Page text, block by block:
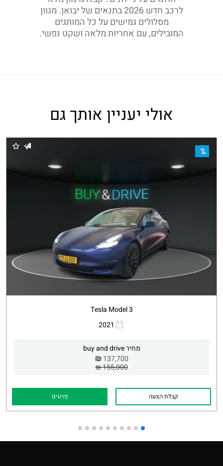
לרכב חדש 2026 בתנאים של יבואן. מגוון
מסלולים גמישים על כל המותגים
המובילים, עם אחריות מלאה ושקט נפשי.
אולי יעניין אותך גם
Tesla Model 3
2021
מחיר buy and drive
137,700
₪
155,000 ₪
קבלת הצעה פרטים